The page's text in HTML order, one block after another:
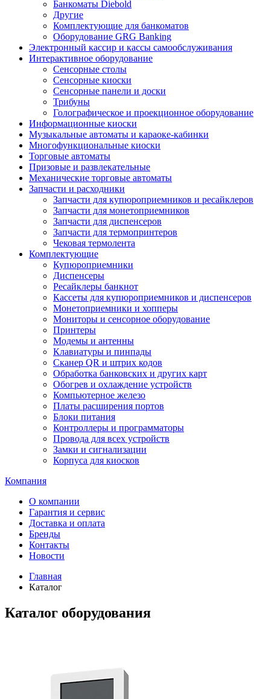
Банкоматы Diebold
Другие
Комплектующие для банкоматов
Оборудование GRG Banking
Электронный кассир и кассы самообслуживания
Интерактивное оборудование
Сенсорные столы
Сенсорные киоски
Сенсорные панели и доски
Трибуны
Голографическое и проекционное оборудование
Информационные киоски
Музыкальные автоматы и караоке-кабинки
Многофункциональные киоски
Торговые автоматы
Призовые и развлекательные
Механические торговые автоматы
Запчасти и расходники
Запчасти для купюроприемников и ресайклеров
Запчасти для монетоприемников
Запчасти для диспенсеров
Запчасти для термопринтеров
Чековая термолента
Комплектующие
Купюроприемники
Диспенсеры
Ресайклеры банкнот
Кассеты для купюроприемников и диспенсеров
Монетоприемники и хопперы
Мониторы и сенсорное оборудование
Принтеры
Модемы и антенны
Клавиатуры и пинпады
Сканер QR и штрих кодов
Обработка банковских и других карт
Обогрев и охлаждение устройств
Компьютерное железо
Платы расширения портов
Блоки питания
Контроллеры и программаторы
Провода для всех устройств
Замки и сигнализации
Корпуса для киосков
Компания
О компании
Гарантия и сервис
Доставка и оплата
Бренды
Контакты
Новости
Главная
Каталог
Каталог оборудования